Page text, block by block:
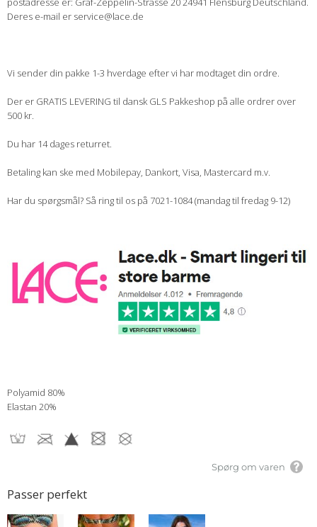
Deres e-mail er service@lace.de
Vi sender din pakke 1-3 hverdage efter vi har modtaget din ordre.
Der er GRATIS LEVERING til dansk GLS Pakkeshop på alle ordrer over
500 kr.
Du har 14 dages returret.
Betaling kan ske med Mobilepay, Dankort, Visa, Mastercard m.v.
Har du spørgsmål? Så ring til os på 7021-1084 (mandag til fredag 9-12)
Polyamid 80%
Elastan 20%
Spørg om varen
Passer perfekt